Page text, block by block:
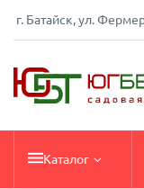
г. Батайск, ул.
Каталог